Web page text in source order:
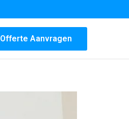
Offerte Aanvragen